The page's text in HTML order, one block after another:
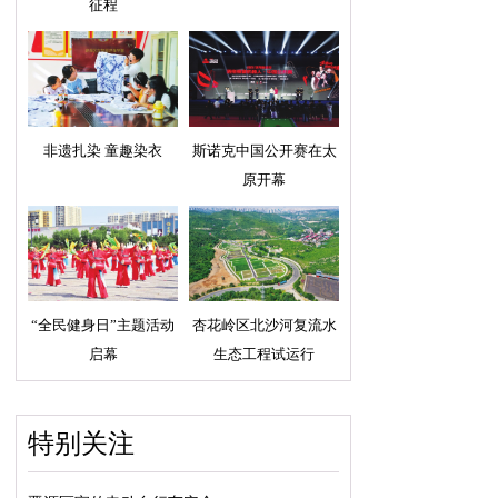
征程
非遗扎染 童趣染衣
斯诺克中国公开赛在太
原开幕
“全民健身日”主题活动
启幕
杏花岭区北沙河复流水
生态工程试运行
特别关注